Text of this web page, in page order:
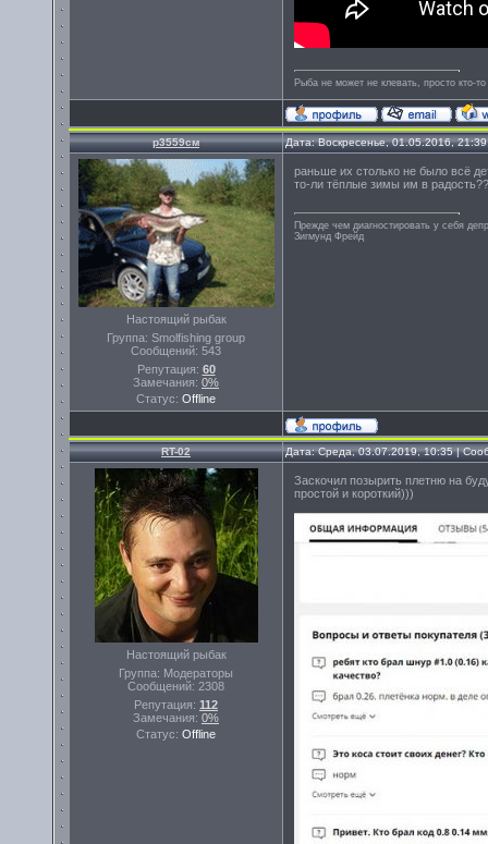
Рыба не может не клевать, просто кто-
р3559см Дата: Воскресенье, 01.05.2016,
Настоящий рыбак
Группа: Smolfishing group
Сообщений: 543
Репутация: 60
Замечания: 0%
Статус: Offline
раньше их столько не было всё
то-ли тёплые зимы им в
Прежде чем диагностировать у себя
Зигмунд Фрейд
RT-02 Дата: Среда, 03.07.2019, 10:35 |
Настоящий рыбак
Группа: Модераторы
Сообщений: 2308
Репутация: 112
Замечания: 0%
Статус: Offline
Заскочил позырить плетню на
простой и короткий)))